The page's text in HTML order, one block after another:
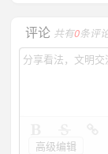
评论 共有0条评
高级编辑